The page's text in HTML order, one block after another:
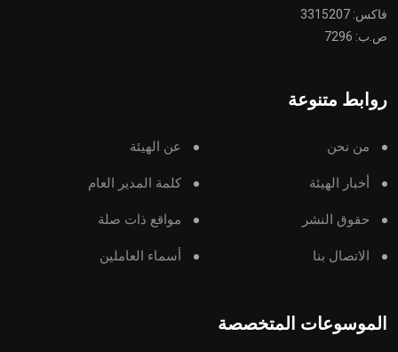
فاكس: 3315207
ص.ب: 7296
روابط متنوعة
من نحن عن الهيئة
أخبار الهيئة كلمة المدير العام
حقوق النشر مواقع ذات صلة
الاتصال بنا أسماء العاملين
الموسوعات المتخصصة